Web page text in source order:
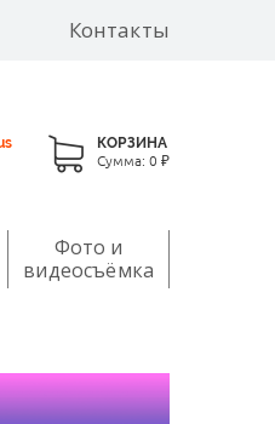
Контакты
КОРЗИНА
Сумма: 0 ₽
Фото и
видеосъёмка